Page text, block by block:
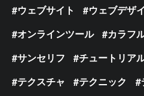
ウェブサイト
ウェブデザ
オンラインツール
カラフ
サンセリフ
チュートリア
テクスチャ
テクニック